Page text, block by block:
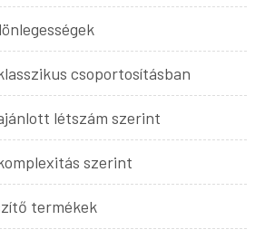
csoportosításban
létszám szerint
szerint
termékek